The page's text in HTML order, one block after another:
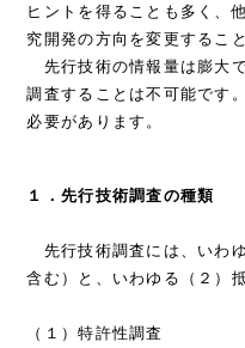
ヒントを得ることも多く、
究開発の方向を変更するこ
先行技術の情報量は膨大
調査することは不可能です
必要があります。
１．先行技術調査の種類
先行技術調査には、いわ
含む）と、いわゆる（２）
（１）特許性調査